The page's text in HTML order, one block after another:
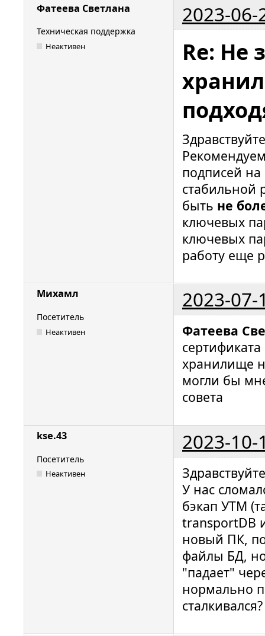
Фатеева Светлана 2023-06-
Техническая поддержка
Неактивен
Re: Не
подписей на
стабильной
быть не
ключевых
ключевых
работу еще
Михамл 2023-07-
Посетитель
Неактивен
Фатеева
хранилище
могли бы
совета
kse.43 2023-10-
Посетитель
Неактивен
У нас
бэкап УТМ
transportDB
новый ПК,
файлы БД,
"падает"
нормально
сталкивался?